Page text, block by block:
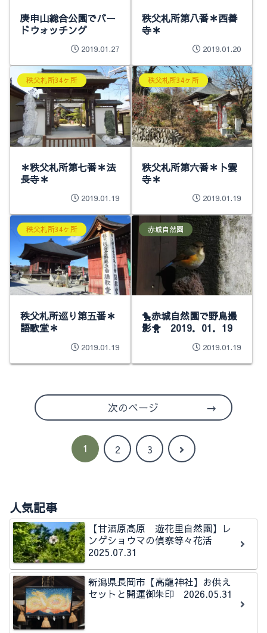
庚申山総合公園でバー
ドウォッチング
2019.01.27
秩父札所第八番＊西善
寺＊
2019.01.20
秩父札所34ヶ所
＊秩父札所第七番＊法
長寺＊
2019.01.19
秩父札所34ヶ所
秩父札所第六番＊卜雲
寺＊
2019.01.19
秩父札所34ヶ所
秩父札所巡り第五番＊
語歌堂＊
2019.01.19
赤城自然園
🐤赤城自然園で野鳥撮
影🐥 2019．01．19
2019.01.19
次のページ
1 2 3
次
人気記事
【甘酒原高原 遊花里自然園】レ
ンゲショウマの偵察等々花活
2025.07.31
新潟県長岡市【高龍神社】お供え
セットと開運御朱印 2026.05.31